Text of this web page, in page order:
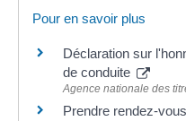
Pour en savoir plus
Déclaration sur
de conduite
Agence nationale des
Prendre rendez-